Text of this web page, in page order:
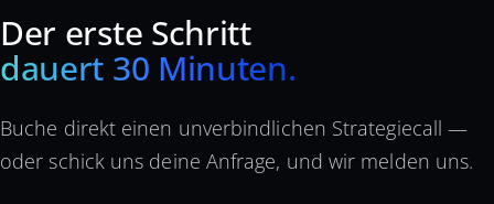
Der erste Schritt
dauert 30 Minuten.
Buche direkt einen unverbindlichen Strategiecall —
oder schick uns deine Anfrage, und wir melden uns.